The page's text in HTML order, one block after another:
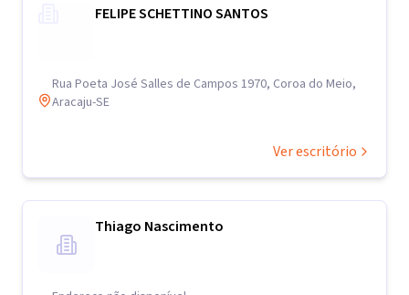
FELIPE SCHETTINO SANTOS
Rua Poeta José Salles de Campos 1970, Coroa do Meio,
Aracaju-SE
Ver escritório
Thiago Nascimento